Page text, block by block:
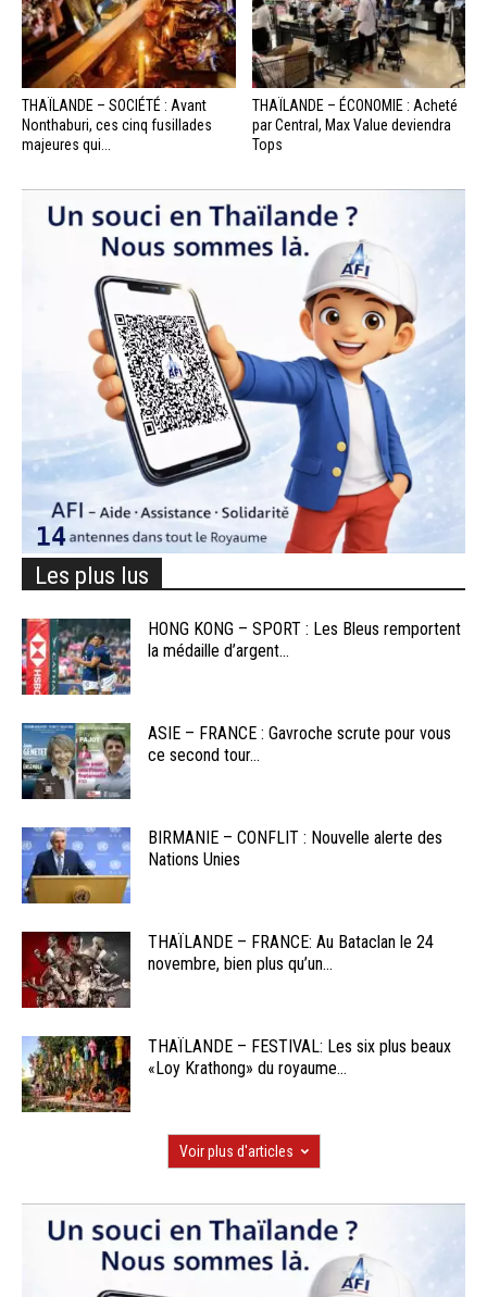
THAÏLANDE – SOCIÉTÉ : Avant
Nonthaburi, ces cinq fusillades
majeures qui...
THAÏLANDE – ÉCONOMIE : Acheté
par Central, Max Value deviendra
Tops
Les plus lus
HONG KONG – SPORT : Les Bleus remportent
la médaille d’argent...
ASIE – FRANCE : Gavroche scrute pour vous
ce second tour...
BIRMANIE – CONFLIT : Nouvelle alerte des
Nations Unies
THAÏLANDE – FRANCE: Au Bataclan le 24
novembre, bien plus qu’un...
THAÏLANDE – FESTIVAL: Les six plus beaux
«Loy Krathong» du royaume...
Voir plus d'articles